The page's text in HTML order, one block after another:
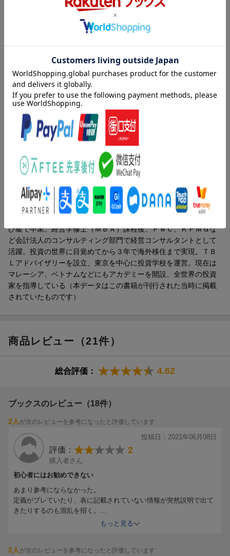
目次（「BOOK」データベースより）
１時限目 トレンドと買いの達人になる１０の法則（中・高
（中・高 ＭＡＣＤで売りを極める／中・高 ボリンジャーバン
ドで売りを極める）／３時限目 銘柄選びと管理の達人になる３
法則（高 ＭＡＣＤとボリンジャーバンドを組みあわせた最強技
／中・高 ファンダメンタル分析は４指標で即決 ほか）／４時
限目 本当の達人になるために売買プロセスをルーチン化する
（高 最強の投資は“プロセス”にあり／高 チャンス銘柄はガマン
が必要なことも）
著者情報（「BOOK」データベースより）
経営学修士（ＭＢＡ）。ＴＢＬ投資アカデミー代表。１９７１年
韓国生まれ。韓国の軍隊服務時に独学で習得した日本語で、１９
び級で卒業。経営学修士（ＭＢＡ）課程後、ＰｗＣ、ＫＰＭＧな
ど会計法人のコンサルティング部門で経営コンサルタントとして
活躍。投資の世界に目覚めてから３年で海外移住まで実現。ＴＢ
Ｌアドバイザリーを設立、東京を中心に投資学校を運営。現在は
マレーシア、ベトナムなどにもアカデミーを開設、全世界の投資
家を指導している（本データはこの書籍が刊行された当時に掲載
されていたものです）
商品レビュー（21件）
総合評価： 4.62
ブックスのレビュー（18件）
2人 が次のレビューを参考になったと評価しています
投稿日：2021年06月08日
評価： 2
購入者さん
初心者にはお勧めできない
あまり参考にならなかった。
定義がブレていたり、表に記載されていない情報が突然説明で出て
きたりするのも混乱を招く。
前半部分はともかく、後半のボリンジャーバンドやMACDは人それ
特に初心者の最初の一歩には他の書籍が良いかと思います。
もっと見る
2人 が次のレビューを参考になったと評価しています